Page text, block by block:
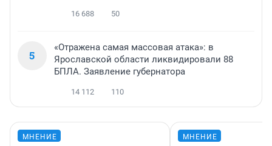
16 688 50
5
«Отражена самая массовая атака»: в
Ярославской области ликвидировали 88
БПЛА. Заявление губернатора
14 112 110
МНЕНИЕ МНЕНИЕ